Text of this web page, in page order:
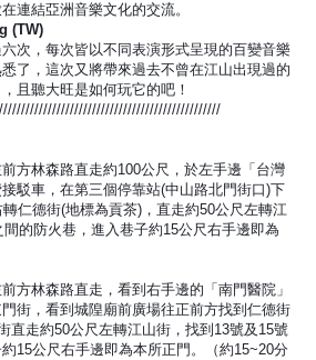
連結亞洲音樂文化的交流。
(TW)
次，每次皆以不同表演形式呈現的百變音樂
了，這次又將帶來過去不曾在江山出現過的
且聽大旺是如何玩它的吧！
方林森路直走約100公尺，於左手邊「台灣
駁車，在第三個停靠站(中山路北門街口)下
仁德街(地標為貢茶)，直走約50公尺左轉江
的防火巷，進入巷子約15公尺右手邊即為
方林森路直走，看到右手邊的「南門醫院」
街，看到城隍廟前廣場往正前方找到仁德街
直走約50公尺左轉江山街，找到13號及15號
15公尺右手邊即為本所正門。（約15~20分